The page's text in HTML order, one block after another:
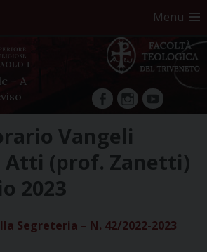
Menu
– A
facebookInstagram
YouTube
Vangeli
Atti (prof. Zanetti)
2023
Segreteria – N. 42/2022-2023